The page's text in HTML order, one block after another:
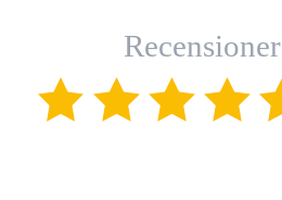
Recensioner